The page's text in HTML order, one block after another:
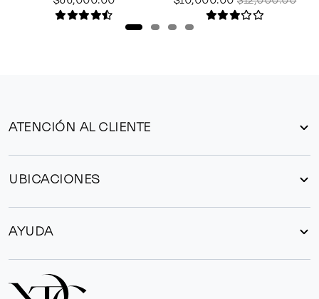
ATENCIÓN AL CLIENTE
UBICACIONES
AYUDA